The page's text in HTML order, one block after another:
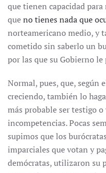
que tienen capacidad
queno tienes nada que
norteamericano medio, y
cometido sin saberlo un
por las que su Gobierno le
Normal, pues, que, según
creciendo, también lo
más probable ser testigo
incompetencias. Pocas
supimos que los
imparciales que votan y
demócratas, utilizaron su